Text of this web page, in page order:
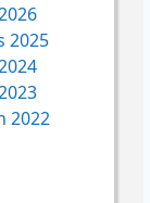
2025
2022